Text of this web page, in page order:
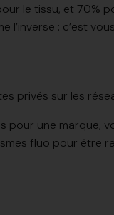
le tissu, et 70%
: c’est
privés sur les
une marque,
fluo pour être